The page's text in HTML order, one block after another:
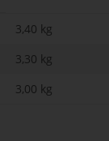
3,40 kg
3,30 kg
3,00 kg